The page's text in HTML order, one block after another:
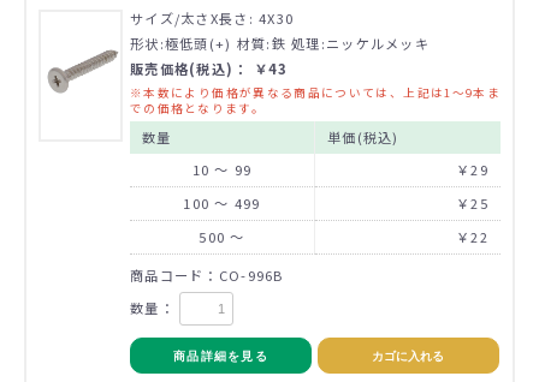
サイズ/太さX長さ: 4X30
形状:極低頭(+) 材質:鉄 処理:ニッケルメッキ
販売価格(税込)： ￥43
※本数により価格が異なる商品については、上記は1～9本ま
での価格となります。
数量
単価(税込)
10 ～ 99
￥29
100 ～ 499
￥25
500 ～
￥22
商品コード：CO-996B
数量：
商品詳細を見る カゴに入れる